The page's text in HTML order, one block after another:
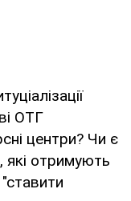
ОТГ
центри? Чи є
які отримують